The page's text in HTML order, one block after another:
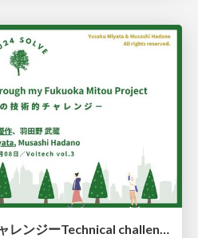
福岡未踏での技術的チャレンジーTechnical challenges in my Fukuoka Mitou Projectー